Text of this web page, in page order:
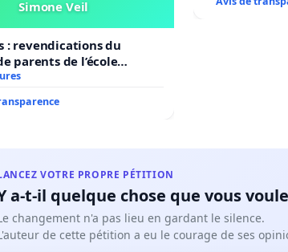
Simone Veil
: revendications du
parents de l’école
VOTRE PROPRE PÉTITION
a-t-il quelque chose que vous
changement n'a pas lieu en gardant le silence.
de cette pétition a eu le courage de ses